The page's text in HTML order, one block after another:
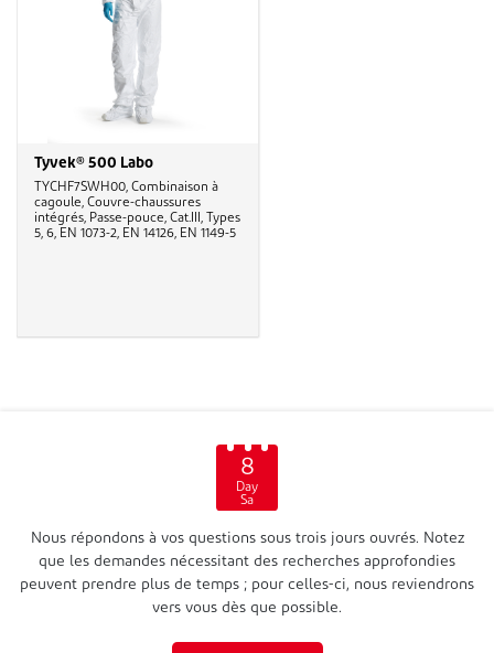
Tyvek® 500 Labo
TYCHF7SWH00, Combinaison à
cagoule, Couvre-chaussures
intégrés, Passe-pouce, Cat.III, Types
5, 6, EN 1073-2, EN 14126, EN 1149-5
8
Day
Sa
Nous répondons à vos questions sous trois jours ouvrés. Notez
que les demandes nécessitant des recherches approfondies
peuvent prendre plus de temps ; pour celles-ci, nous reviendrons
vers vous dès que possible.